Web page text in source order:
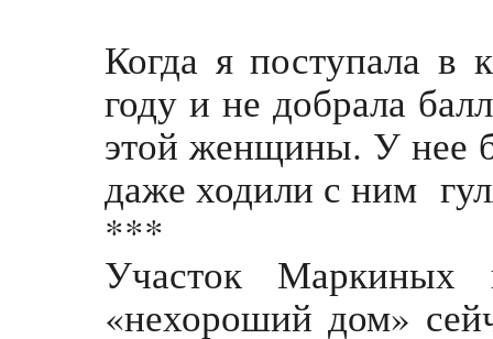
Когда я поступала в
году и не добрала
этой женщины. У нее
даже ходили с ним
***
Участок Маркиных
«нехороший дом»